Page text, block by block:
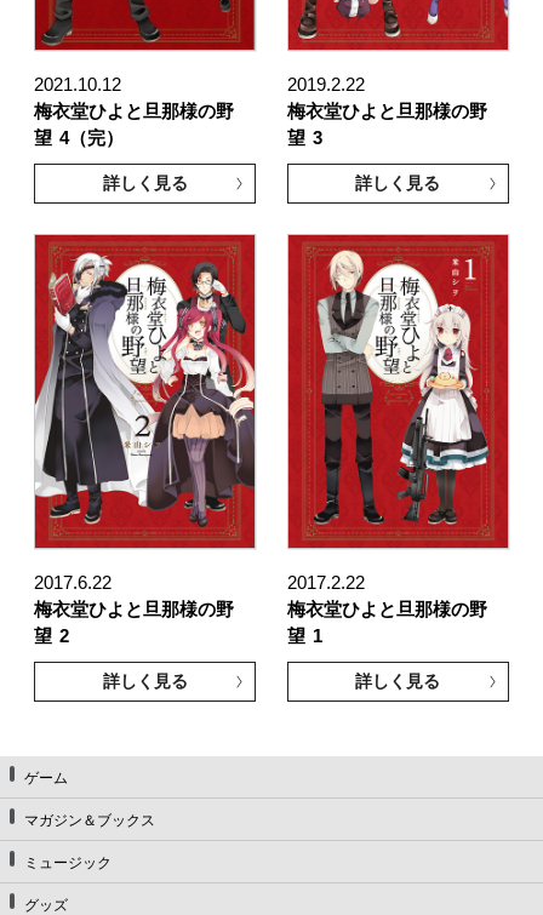
2021.10.12
梅衣堂ひよと旦那様の野
望 4（完）
詳しく見る
2019.2.22
梅衣堂ひよと旦那様の野
望 3
詳しく見る
2017.6.22
梅衣堂ひよと旦那様の野
望 2
詳しく見る
2017.2.22
梅衣堂ひよと旦那様の野
望 1
詳しく見る
ゲーム
マガジン＆ブックス
ミュージック
グッズ